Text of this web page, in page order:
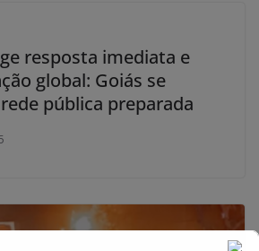
resposta imediata e
global: Goiás se
pública preparada